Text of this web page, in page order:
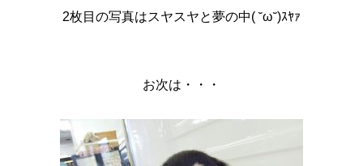
2枚目の写真はスヤスヤと夢の中( ˘ω˘)ｽﾔｧ
お次は・・・